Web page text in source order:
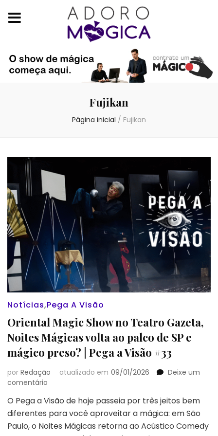
Fujikan
Página inicial / Fujikan
Notícias,Pega A Visão
Oriental Magic Show no Teatro Gazeta,
Noites Mágicas volta ao palco de SP e
mágico preso? | Pega a Visão #33
por Redação atualizado em 09/01/2026
Deixe um
comentário
Magic
Show
no
O Pega a Visão de hoje passeia por três jeitos bem
diferentes para você aproveitar a mágica: em São
Paulo, o Noites Mágicas retorna ao Acústico Comedy